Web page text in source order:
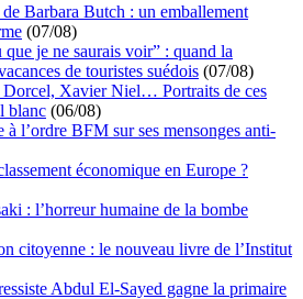
Barbara Butch : un emballement
(07/08)
que je ne saurais voir” : quand la
de touristes suédois (07/08)
Xavier Niel… Portraits de ces
blanc (06/08)
l’ordre BFM sur ses mensonges anti-
économique en Europe ?
: l’horreur humaine de la bombe
citoyenne : le nouveau livre de l’Institut
Abdul El-Sayed gagne la primaire